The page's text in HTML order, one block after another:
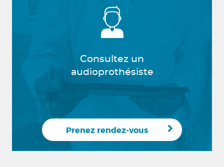
Consultez un
audioprothésiste
Prenez rendez-vous